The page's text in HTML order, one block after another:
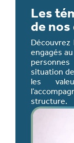
Les
de
engagés
situation
les
structure.